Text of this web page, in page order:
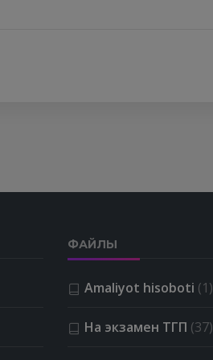
ФАЙЛЫ
Amaliyot hisoboti (1)
На экзамен ТГП (37)